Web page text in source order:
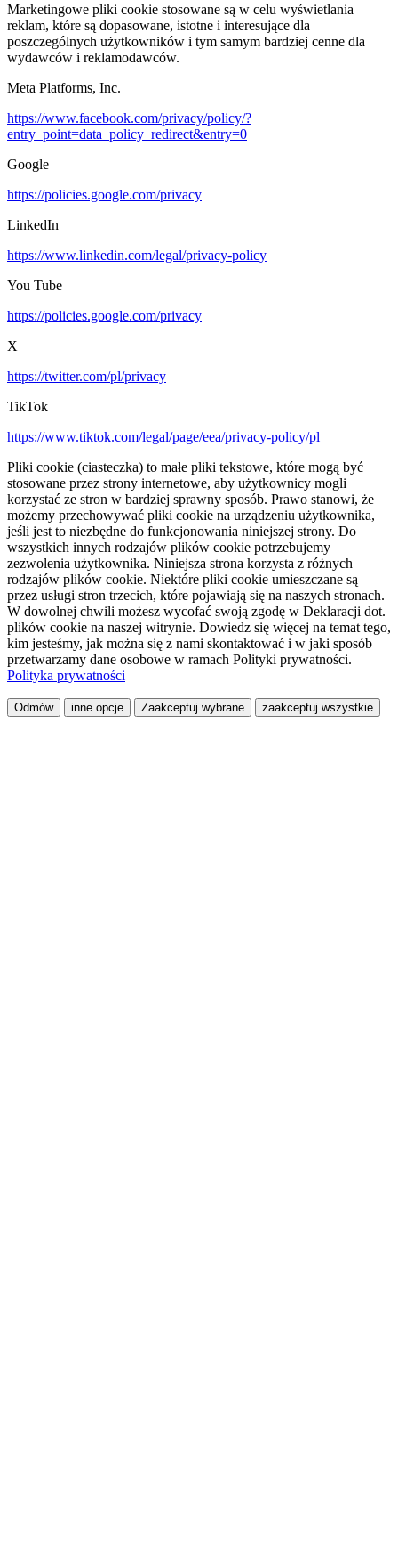
Marketingowe pliki cookie stosowane są w celu wyświetlania
reklam, które są dopasowane, istotne i interesujące dla
poszczególnych użytkowników i tym samym bardziej cenne dla
wydawców i reklamodawców.
Meta Platforms, Inc.
https://www.facebook.com/privacy/policy/?
entry_point=data_policy_redirect&entry=0
Google
https://policies.google.com/privacy
LinkedIn
https://www.linkedin.com/legal/privacy-policy
You Tube
https://policies.google.com/privacy
X
https://twitter.com/pl/privacy
TikTok
https://www.tiktok.com/legal/page/eea/privacy-policy/pl
Pliki cookie (ciasteczka) to małe pliki tekstowe, które mogą być
stosowane przez strony internetowe, aby użytkownicy mogli
korzystać ze stron w bardziej sprawny sposób. Prawo stanowi, że
możemy przechowywać pliki cookie na urządzeniu użytkownika,
jeśli jest to niezbędne do funkcjonowania niniejszej strony. Do
wszystkich innych rodzajów plików cookie potrzebujemy
zezwolenia użytkownika. Niniejsza strona korzysta z różnych
rodzajów plików cookie. Niektóre pliki cookie umieszczane są
przez usługi stron trzecich, które pojawiają się na naszych stronach.
W dowolnej chwili możesz wycofać swoją zgodę w Deklaracji dot.
plików cookie na naszej witrynie. Dowiedz się więcej na temat tego,
kim jesteśmy, jak można się z nami skontaktować i w jaki sposób
przetwarzamy dane osobowe w ramach Polityki prywatności.
Polityka prywatności
Odmów inne opcje Zaakceptuj wybrane zaakceptuj wszystkie